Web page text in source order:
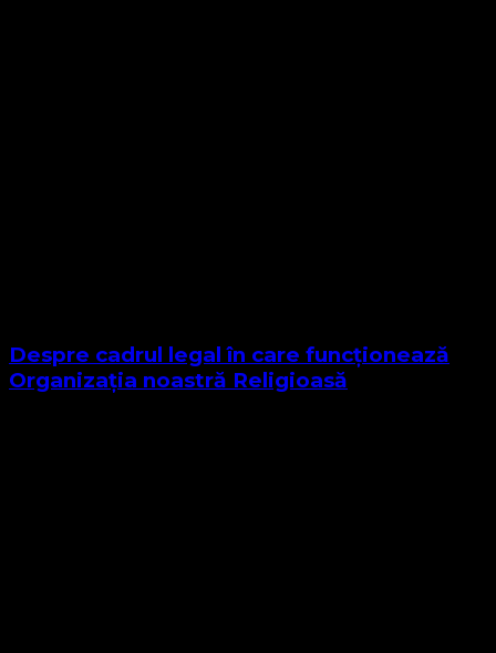
Despre cadrul legal în care funcționează
Organizația noastră Religioasă